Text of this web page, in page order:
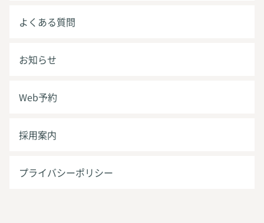
よくある質問
お知らせ
Web予約
採用案内
プライバシーポリシー